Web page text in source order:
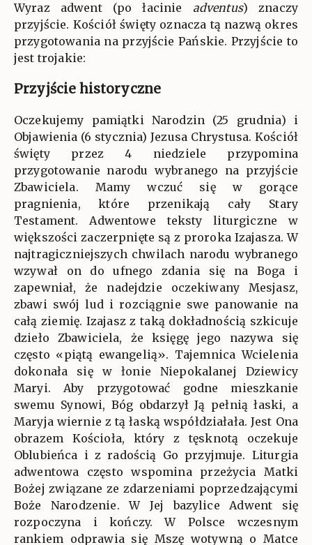
Wyraz adwent (po łacinie adventus) znaczy
przyjście. Kościół święty oznacza tą nazwą okres
przygotowania na przyjście Pańskie. Przyjście to
jest trojakie:
Przyjście historyczne
Oczekujemy pamiątki Narodzin (25 grudnia) i
Objawienia (6 stycznia) Jezusa Chrystusa. Kościół
święty przez 4 niedziele przypomina
przygotowanie narodu wybranego na przyjście
Zbawiciela. Mamy wczuć się w gorące
pragnienia, które przenikają cały Stary
Testament. Adwentowe teksty liturgiczne w
większości zaczerpnięte są z proroka Izajasza. W
najtragiczniejszych chwilach narodu wybranego
wzywał on do ufnego zdania się na Boga i
zapewniał, że nadejdzie oczekiwany Mesjasz,
zbawi swój lud i rozciągnie swe panowanie na
całą ziemię. Izajasz z taką dokładnością szkicuje
dzieło Zbawiciela, że księgę jego nazywa się
często «piątą ewangelią». Tajemnica Wcielenia
dokonała się w łonie Niepokalanej Dziewicy
Maryi. Aby przygotować godne mieszkanie
swemu Synowi, Bóg obdarzył Ją pełnią łaski, a
Maryja wiernie z tą łaską współdziałała. Jest Ona
obrazem Kościoła, który z tęsknotą oczekuje
Oblubieńca i z radością Go przyjmuje. Liturgia
adwentowa często wspomina przeżycia Matki
Bożej związane ze zdarzeniami poprzedzającymi
Boże Narodzenie. W Jej bazylice Adwent się
rozpoczyna i kończy. W Polsce wczesnym
rankiem odprawia się Mszę wotywną o Matce